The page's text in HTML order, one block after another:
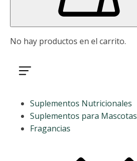
No hay productos en el carrito.
Suplementos Nutricionales
Suplementos para Mascotas
Fragancias